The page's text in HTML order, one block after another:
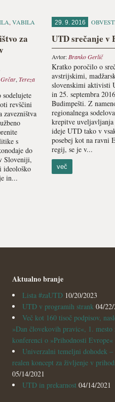
, VABILA
za
Grčar, Tereza
revščini
zavezništva
s
do
Sloveniji,
ideološko
in...
29. 9. 2016
UTD srečanje v
Avtor: Branko Gerlič
Kratko poročilo o
avstrijskimi,
slovenskimi aktivisti
in 25. septembra
Budimpešti. Z
regionalnega
krepitve
ideje UTD tako v
posebej kot na ravni
regij, se je v...
več
Aktualno branje
Lista #zaUTD 10/20/2023
UTD v programih strank 04/
Več kot 160 tisoč podpisov,
»Dan človekovih pravic«, 1. mesto
konferenci o »Prihodnosti Evrope«
Univerzalni temeljni dohodek
realen koncept za življenje v
05/14/2021
UTD in prekarnost 04/14/2021